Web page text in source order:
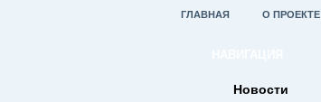
ГЛАВНАЯ О ПРОЕКТЕ
Новости